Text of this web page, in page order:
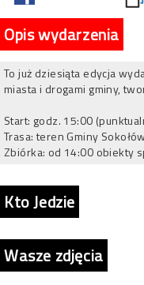
Opis wydarzenia
To już dziesiąta edycja
miasta i drogami gminy,
Start: godz. 15:00
Trasa: teren Gminy
Zbiórka: od 14:00 obiekty
Kto Jedzie
Wasze zdjęcia